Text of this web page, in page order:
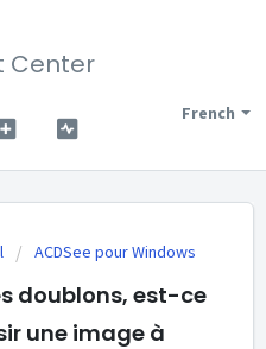
Center
French
ACDSee pour Windows
doublons, est-ce
une image à